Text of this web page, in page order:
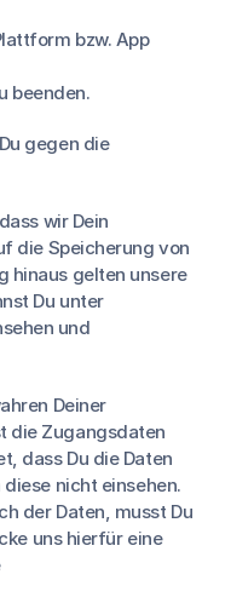
bzw. App
beenden.
gegen die
wir Dein
die Speicherung von
hinaus gelten unsere
Du unter
und
Deiner
die Zugangsdaten
dass Du die Daten
nicht einsehen.
der Daten, musst Du
uns hierfür eine